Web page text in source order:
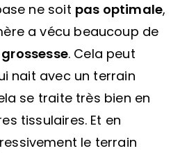
ne soit pas optimale,
a vécu beaucoup de
. Cela peut
nait avec un terrain
se traite très bien en
tissulaires. Et en
le terrain